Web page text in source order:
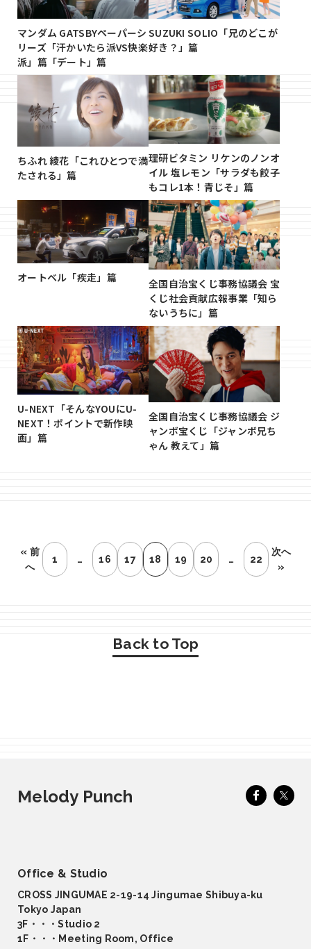
マンダム GATSBYペーパーシ
リーズ「汗かいたら派VS快楽
派」篇「デート」篇
SUZUKI SOLIO「兄のどこが
好き？」篇
ちふれ 綾花「これひとつで満
たされる」篇
理研ビタミン リケンのノンオ
イル 塩レモン「サラダも餃子
もコレ1本！青じそ」篇
オートベル「疾走」篇
全国自治宝くじ事務協議会 宝
くじ社会貢献広報事業「知ら
ないうちに」篇
U-NEXT「そんなYOUにU-
NEXT！ポイントで新作映
画」篇
全国自治宝くじ事務協議会 ジ
ャンボ宝くじ「ジャンボ兄ち
ゃん 教えて」篇
« 前
へ
1 … 16 17 18 19 20 … 22
次へ
»
Back to Top
Melody Punch
Office & Studio
CROSS JINGUMAE 2-19-14 Jingumae Shibuya-ku
Tokyo Japan
3F・・・Studio 2
1F・・・Meeting Room, Office